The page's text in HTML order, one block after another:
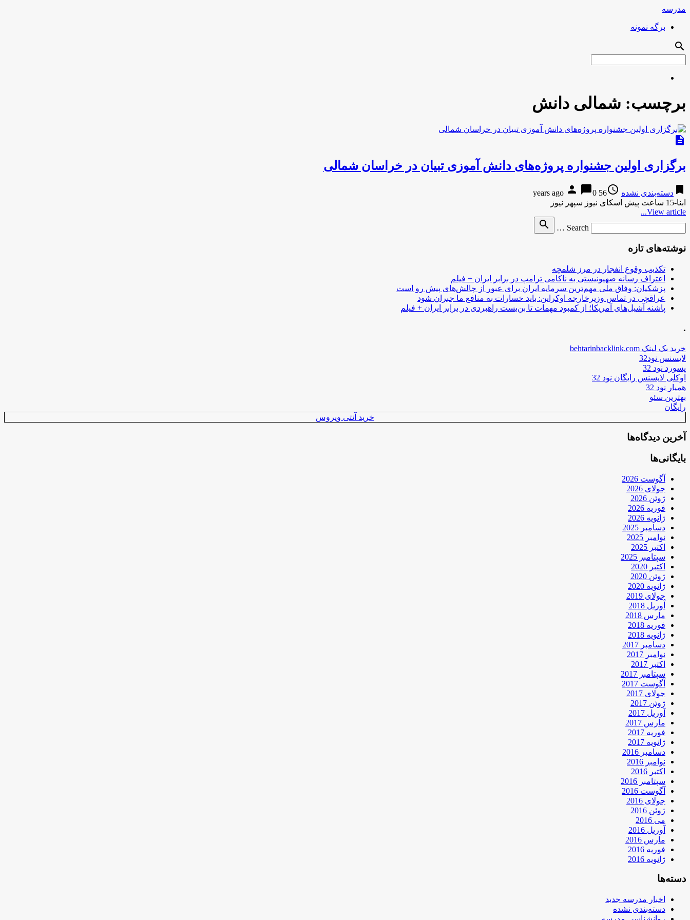
مدرسه
برگه نمونه
search
برچسب: شمالی دانش
description
برگزاری اولین جشنواره پروژه‌های دانش آموزی تبیان در خراسان شمالی
bookmark دسته‌بندی نشده access_time
56 years ago
person chat_bubble0
ابنا-15 ساعت پیش اسکای نیوز سپهر نیوز
View article...
Search …
search
نوشته‌های تازه
تکذیب وقوع انفجار در مرز شلمچه
اعتراف رسانه صهیونیستی به ناکامی ترامپ در برابر ایران + فیلم
پزشکیان: وفاق ملی مهم‌ترین سرمایه ایران برای عبور از چالش‌های پیش رو است
عراقچی در تماس وزیرخارجه اوکراین: باید خسارات به منافع ما جبران شود
پاشنه آشیل‌های آمریکا؛ از کمبود مهمات تا بن‌بست راهبردی در برابر ایران + فیلم
.
خرید بک لینک behtarinbacklink.com
لایسنس نود32
پسورد نود 32
اوکلی لایسنس رایگان نود 32
همیار نود 32
بهترین سئو
رایگان
خرید آنتی ویروس
آخرین دیدگاه‌ها
بایگانی‌ها
آگوست 2026
جولای 2026
ژوئن 2026
فوریه 2026
ژانویه 2026
دسامبر 2025
نوامبر 2025
اکتبر 2025
سپتامبر 2025
اکتبر 2020
ژوئن 2020
ژانویه 2020
جولای 2019
آوریل 2018
مارس 2018
فوریه 2018
ژانویه 2018
دسامبر 2017
نوامبر 2017
اکتبر 2017
سپتامبر 2017
آگوست 2017
جولای 2017
ژوئن 2017
آوریل 2017
مارس 2017
فوریه 2017
ژانویه 2017
دسامبر 2016
نوامبر 2016
اکتبر 2016
سپتامبر 2016
آگوست 2016
جولای 2016
ژوئن 2016
می 2016
آوریل 2016
مارس 2016
فوریه 2016
ژانویه 2016
دسته‌ها
اخبار مدرسه جدید
دسته‌بندی نشده